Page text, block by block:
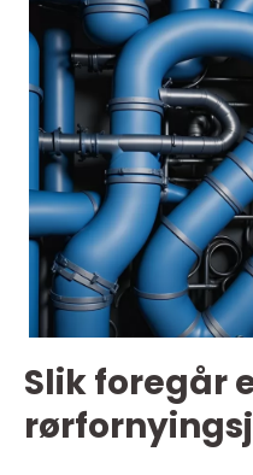
Slik foregår